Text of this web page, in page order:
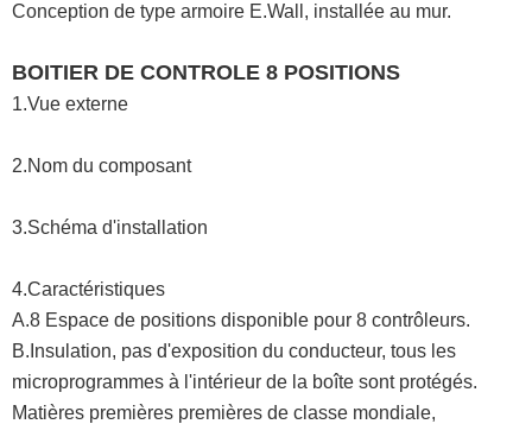
Conception de type armoire E.Wall, installée au mur.
BOITIER DE CONTROLE 8 POSITIONS
1.Vue externe
2.Nom du composant
3.Schéma d'installation
4.Caractéristiques
A.8 Espace de positions disponible pour 8 contrôleurs.
B.Insulation, pas d'exposition du conducteur, tous les
microprogrammes à l'intérieur de la boîte sont protégés.
Matières premières premières de classe mondiale,